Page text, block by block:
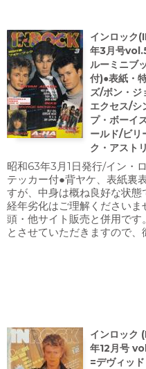
インロッ
年3月号
ルーミニブ
付)●表紙・
ズ/ボン・ジ
エクセス/シ
プ・ボーイ
ールド/ビリ
ク・アスト
昭和63年3月1日発行/イン・
テッカー付●背ヤケ、表紙裏
すが、中身は概ね良好な状
経年劣化はご理解ください
頭・他サイト販売と併用で
とさせていただきますので、
インロック
年12月号
=デヴィッ